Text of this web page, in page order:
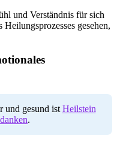
und Verständnis für sich
gesehen,
und gesund ist Heilstein
.